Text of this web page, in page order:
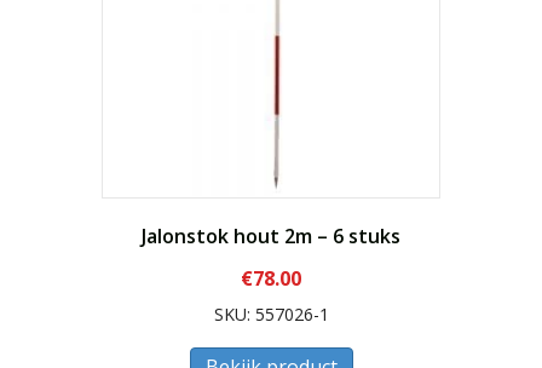
Jalonstok hout 2m – 6 stuks
€78.00
SKU: 557026-1